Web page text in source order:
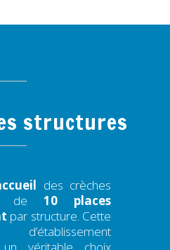
structures
des crèches
de10 places
par structure. Cette